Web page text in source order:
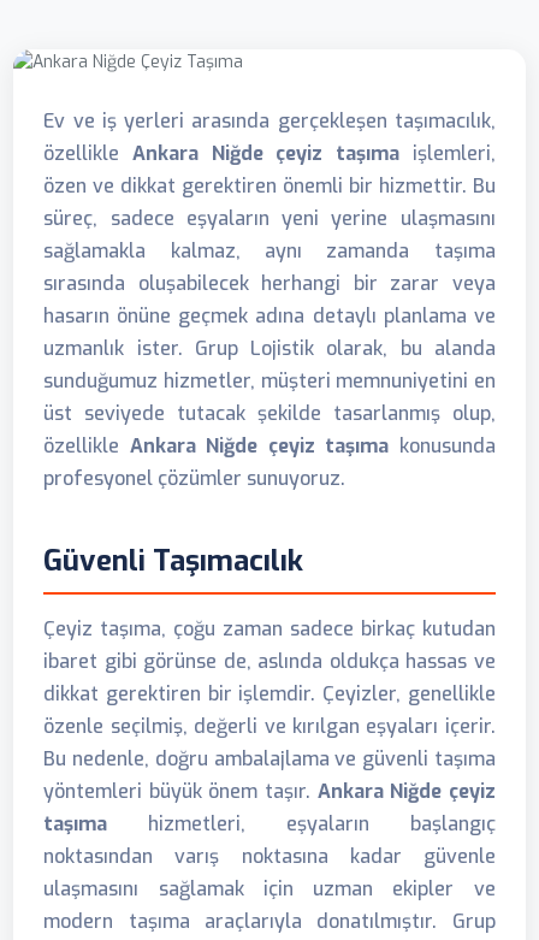
Ev ve iş yerleri arasında gerçekleşen taşımacılık,
özellikle Ankara Niğde çeyiz taşıma işlemleri,
özen ve dikkat gerektiren önemli bir hizmettir. Bu
süreç, sadece eşyaların yeni yerine ulaşmasını
sağlamakla kalmaz, aynı zamanda taşıma
sırasında oluşabilecek herhangi bir zarar veya
hasarın önüne geçmek adına detaylı planlama ve
uzmanlık ister. Grup Lojistik olarak, bu alanda
sunduğumuz hizmetler, müşteri memnuniyetini en
üst seviyede tutacak şekilde tasarlanmış olup,
özellikle Ankara Niğde çeyiz taşıma konusunda
profesyonel çözümler sunuyoruz.
Güvenli Taşımacılık
Çeyiz taşıma, çoğu zaman sadece birkaç kutudan
ibaret gibi görünse de, aslında oldukça hassas ve
dikkat gerektiren bir işlemdir. Çeyizler, genellikle
özenle seçilmiş, değerli ve kırılgan eşyaları içerir.
Bu nedenle, doğru ambalajlama ve güvenli taşıma
yöntemleri büyük önem taşır. Ankara Niğde çeyiz
taşıma hizmetleri, eşyaların başlangıç
noktasından varış noktasına kadar güvenle
ulaşmasını sağlamak için uzman ekipler ve
modern taşıma araçlarıyla donatılmıştır. Grup